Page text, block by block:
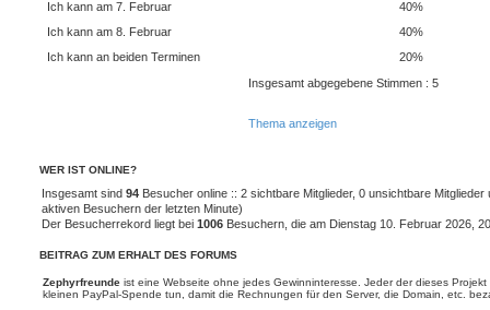
Ich kann am 7. Februar
40%
Ich kann am 8. Februar
40%
Ich kann an beiden Terminen
20%
Insgesamt abgegebene Stimmen : 5
Thema anzeigen
WER IST ONLINE?
Insgesamt sind 94 Besucher online :: 2 sichtbare Mitglieder, 0 unsichtbare
aktiven Besuchern der letzten Minute)
Der Besucherrekord liegt bei 1006 Besuchern, die am Dienstag 10. Februar 2026,
BEITRAG ZUM ERHALT DES FORUMS
Zephyrfreunde ist eine Webseite ohne jedes Gewinninteresse. Jeder der dieses
kleinen PayPal-Spende tun, damit die Rechnungen für den Server, die Domain, etc.